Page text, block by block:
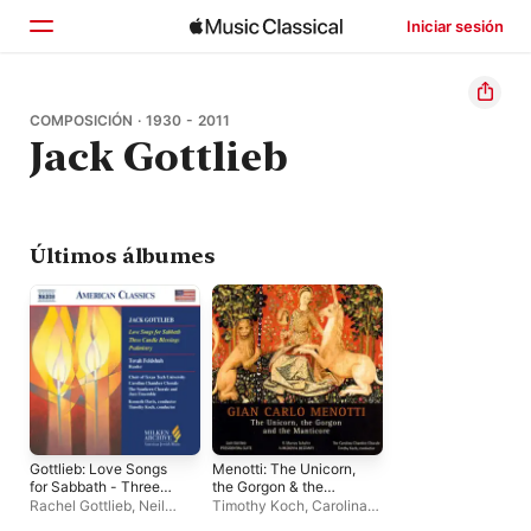
Iniciar sesión
Inicio
Explorar
COMPOSICIÓN · 1930 - 2011
Jack Gottlieb
Últimos álbumes
Gottlieb: Love Songs
for Sabbath - Three
Candle Blessings -
Rachel Gottlieb, Neil
Menotti: The Unicorn,
the Gorgon & the
Manticore, Gottlieb:
Timothy Koch, Carolina